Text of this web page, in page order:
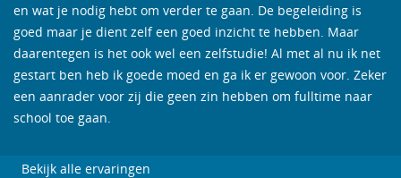
en wat je nodig hebt om verder te gaan. De begeleiding is
goed maar je dient zelf een goed inzicht te hebben. Maar
daarentegen is het ook wel een zelfstudie! Al met al nu ik net
gestart ben heb ik goede moed en ga ik er gewoon voor. Zeker
een aanrader voor zij die geen zin hebben om fulltime naar
school toe gaan.
Bekijk alle ervaringen